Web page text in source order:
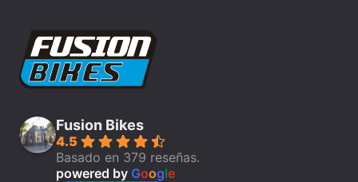
Fusion Bikes
4.5
Basado en 379 reseñas.
powered by Google